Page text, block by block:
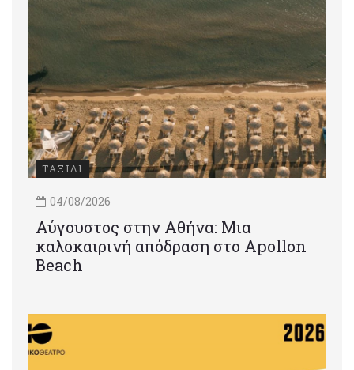
ΤΑΞΙΔΙ
04/08/2026
Αύγουστος στην Αθήνα: Μια
καλοκαιρινή απόδραση στο Apollon
Beach